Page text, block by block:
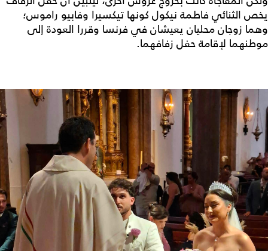
يخص الثنائي فاطمة نيكول كونها تيكسيرا وفابيو راموس؛
وهما زوجان محليان يعيشان في فرنسا وقررا العودة إلى
موطنهما لإقامة حفل زفافهما.